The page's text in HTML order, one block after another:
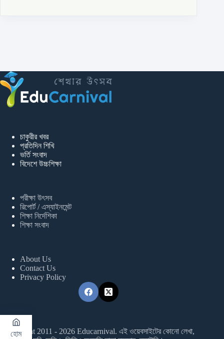
চাকুরীর খবর
প্রতিদিন শিখি
ভর্তি সংবাদ
বিদেশে উচ্চশিক্ষা
পরীক্ষা উৎসব
রিপোর্ট / এস্যাইনমেন্ট
শিক্ষা নির্দেশিকা
শিক্ষা সংবাদ
About Us
Contact Us
Privacy Policy
Copyright 2011 - 2026 Educarnival. এই ওয়েবসাইটের কোনো লেখা,
হোম